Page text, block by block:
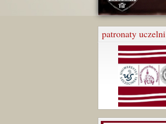
patronaty uczelni